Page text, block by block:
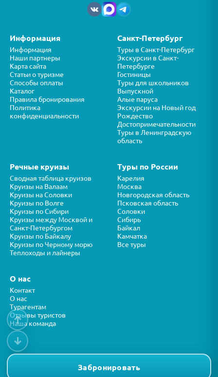
Забронировать
Информация
Информация
Наши партнеры
Карта сайта
Статьи о туризме
Способы оплаты
Каталог
Правила бронирования
Политика
конфиденциальности
Санкт-Петербург
Туры в Санкт-Петербург
Экскурсии в Санкт-
Петербурге
Гостиницы
Туры для школьников
Выпускной
Алые паруса
Экскурсии на Новый год
Рождество
Достопримечательности
Туры в Ленинградскую
область
Речные круизы
Сводная таблица круизов
Круизы на Валаам
Круизы на Соловки
Круизы по Волге
Круизы по Сибири
Круизы между Москвой и
Санкт-Петербургом
Круизы по Байкалу
Круизы по Черному морю
Теплоходы и лайнеры
Туры по России
Карелия
Москва
Новгородская область
Псковская область
Соловки
Сибирь
Байкал
Камчатка
Все туры
О нас
Контакт
О нас
Турагентам
Отзывы туристов
Наша команда
Представленная на сайте информация носит справочный характер и
не является публичной офертой.
↑
↓